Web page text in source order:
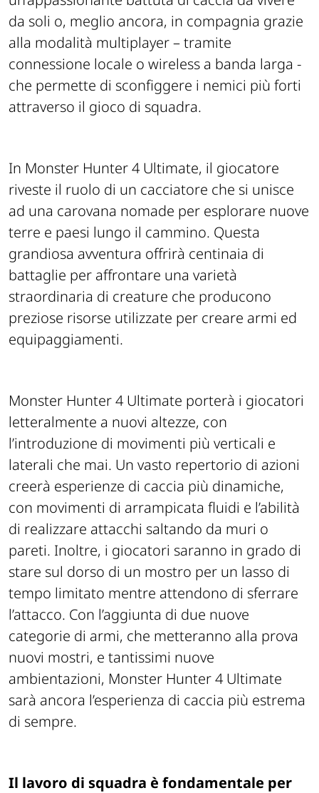
da soli o, meglio ancora, in compagnia grazie
alla modalità multiplayer – tramite
connessione locale o wireless a banda larga -
che permette di sconfiggere i nemici più forti
attraverso il gioco di squadra.
In Monster Hunter 4 Ultimate, il giocatore
riveste il ruolo di un cacciatore che si unisce
ad una carovana nomade per esplorare nuove
terre e paesi lungo il cammino. Questa
grandiosa avventura offrirà centinaia di
battaglie per affrontare una varietà
straordinaria di creature che producono
preziose risorse utilizzate per creare armi ed
equipaggiamenti.
Monster Hunter 4 Ultimate porterà i giocatori
letteralmente a nuovi altezze, con
l’introduzione di movimenti più verticali e
laterali che mai. Un vasto repertorio di azioni
creerà esperienze di caccia più dinamiche,
con movimenti di arrampicata fluidi e l’abilità
di realizzare attacchi saltando da muri o
pareti. Inoltre, i giocatori saranno in grado di
stare sul dorso di un mostro per un lasso di
tempo limitato mentre attendono di sferrare
l’attacco. Con l’aggiunta di due nuove
categorie di armi, che metteranno alla prova
nuovi mostri, e tantissimi nuove
ambientazioni, Monster Hunter 4 Ultimate
sarà ancora l’esperienza di caccia più estrema
di sempre.
Il lavoro di squadra è fondamentale per